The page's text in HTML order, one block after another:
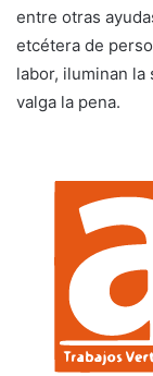
entre otras
etcétera de
labor, iluminan la
valga la pena.